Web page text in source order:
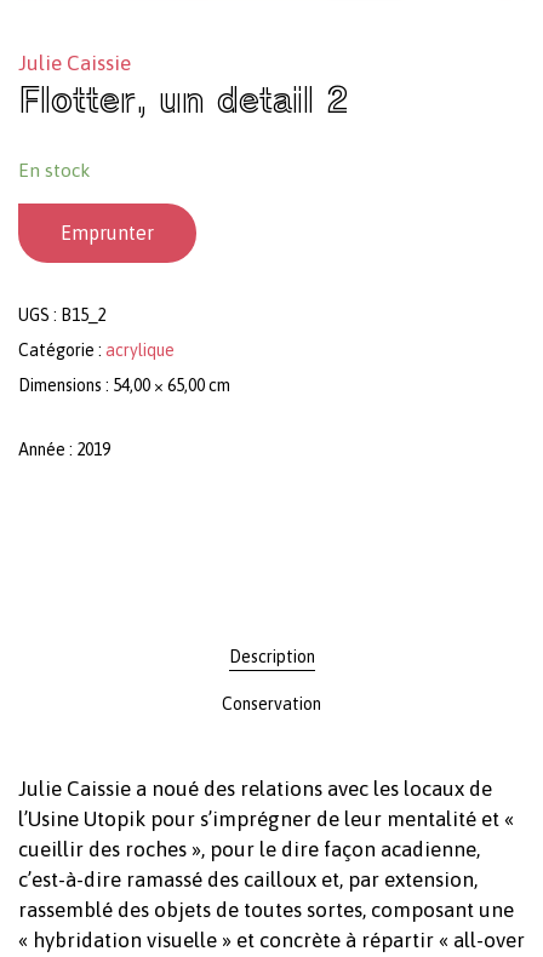
Votre panier est vide.
Julie Caissie
Flotter, un detail 2
En stock
Emprunter
UGS : B15_2
Catégorie : acrylique
Dimensions : 54,00 × 65,00 cm
Année : 2019
Description
Conservation
Julie Caissie a noué des relations avec les locaux de
l’Usine Utopik pour s’imprégner de leur mentalité et «
cueillir des roches », pour le dire façon acadienne,
c’est-à-dire ramassé des cailloux et, par extension,
rassemblé des objets de toutes sortes, composant une
« hybridation visuelle » et concrète à répartir « all-over